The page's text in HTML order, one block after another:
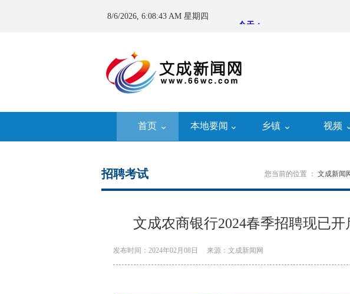
8/6/2026, 6:08:45 AM 星期四
首页 本地要闻 乡镇 视频
您当前的位置 ： 文成新闻
招聘考试
文成农商银行2024春季招聘现已开
发布时间：2024年02月08日 来源：文成新闻网